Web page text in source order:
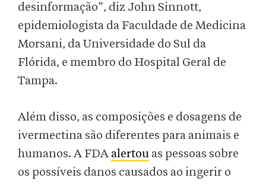
desinformação”, diz John Sinnott,
epidemiologista da Faculdade de Medicina
Morsani, da Universidade do Sul da
Flórida, e membro do Hospital Geral de
Tampa.
Além disso, as composições e dosagens de
ivermectina são diferentes para animais e
humanos. A FDA alertou as pessoas sobre
os possíveis danos causados ao ingerir o